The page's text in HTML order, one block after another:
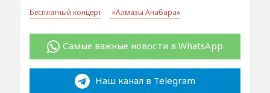
Бесплатный концерт
«Алмазы Анабара»
Самые важные новости в WhatsApp
Наш канал в Telegram